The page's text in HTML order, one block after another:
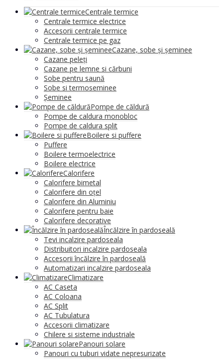
Centrale termice
Centrale termice electrice
Accesorii centrale termice
Centrale termice pe gaz
Cazane, sobe și șeminee
Cazane peleți
Cazane pe lemne si cărbuni
Sobe pentru saună
Sobe si termoseminee
Șeminee
Pompe de căldură
Pompe de caldura monobloc
Pompe de caldura split
Boilere si puffere
Puffere
Boilere termoelectrice
Boilere electrice
Calorifere
Calorifere bimetal
Calorifere din oțel
Calorifere din Aluminiu
Calorifere pentru baie
Calorifere decorative
Încălzire în pardoseală
Tevi incalzire pardoseala
Distribuitori incalzire pardoseala
Accesorii încălzire în pardoseală
Automatizari incalzire pardoseala
Climatizare
AC Caseta
AC Coloana
AC Split
AC Tubulatura
Accesorii climatizare
Chilere si sisteme industriale
Panouri solare
Panouri cu tuburi vidate nepresurizate